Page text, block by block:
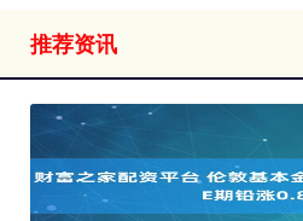
推荐资讯